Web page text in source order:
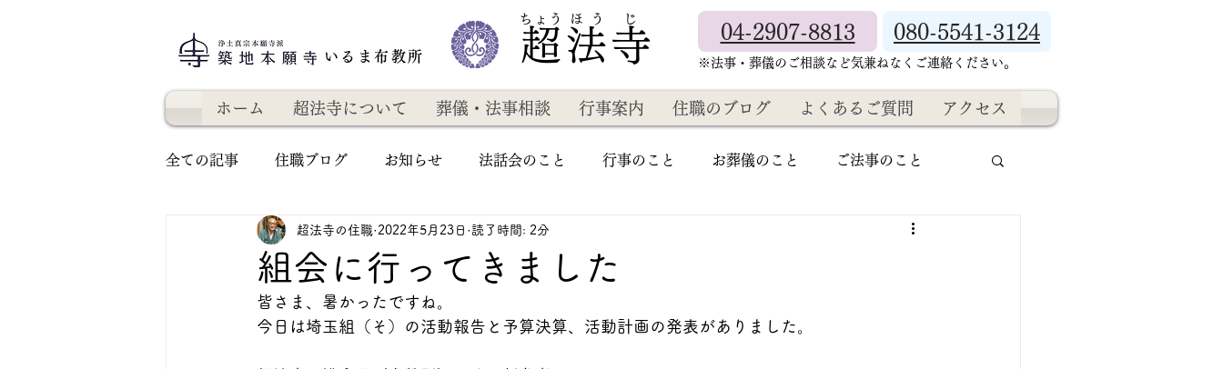
いるま布教所 超法寺
​ちょう ほ う じ
04-2907-8813 080-5541-3124
​※法事・葬儀のご相談など気兼ねなくご連絡ください。
ホーム 超法寺について 葬儀・法事相談 行事案内 住職のブログ よくあるご質問 アクセス
全ての記事 住職ブログ お知らせ 法話会のこと 行事のこと お葬儀のこと ご法事のこと
組会に行ってきました
超法寺の住職 2022年5月23日 読了時間: 2分
皆さま、暑かったですね。
今日は埼玉組（そ）の活動報告と予算決算、活動計画の発表がありました。